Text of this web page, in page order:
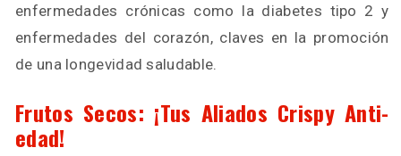
enfermedades crónicas como la diabetes tipo 2 y
enfermedades del corazón, claves en la promoción
de una longevidad saludable.
Frutos Secos: ¡Tus Aliados Crispy Anti-
edad!